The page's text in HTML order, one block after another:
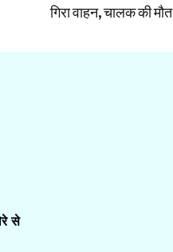
गिरा वाहन, चालक की मौत
से